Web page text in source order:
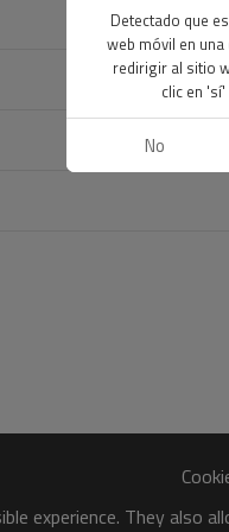
experience. They also
Detectado que
web móvil en
redirigir al sitio
clic en
No